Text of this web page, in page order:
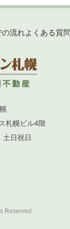
流れよくある質
札幌ビル4階
土日祝日
Reserved